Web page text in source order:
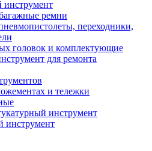
инструмент
ремни
переходники,
головок и комплектующие
для ремонта
и тележки
инструмент
инструмент